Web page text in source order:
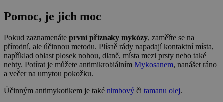
Pomoc, je jich moc
Pokud zaznamenáte první příznaky mykózy, zaměřte se na
přírodní, ale účinnou metodu. Plísně rády napadají kontaktní místa,
například oblast plosek nohou, dlaně, místa mezi prsty nebo také
nehty. Potírat je můžete antimikrobiálním Mykosanem, nanášet ráno
a večer na umytou pokožku.
Účinným antimykotikem je také nimbový či tamanu olej.